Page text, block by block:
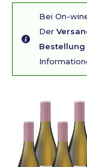
Bei On-
Der
Bestellung